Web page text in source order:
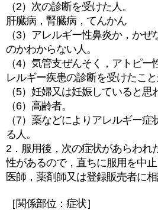
（2）次の診断を受けた人。
肝臓病，腎臓病，てんかん
（3）アレルギー性鼻炎か，か
のかわからない人。
（4）気管支ぜんそく，アトピ
レルギー疾患の診断を受けたこと
（5）妊婦又は妊娠していると思
（6）高齢者。
（7）薬などによりアレルギー
る人。
2．服用後，次の症状があらわれ
性があるので，直ちに服用を中
医師，薬剤師又は登録販売者に
［関係部位：症状］